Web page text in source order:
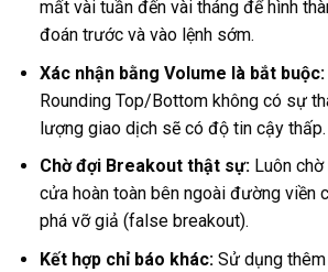
mất vài tuần đến vài tháng để hình
đoán trước và vào lệnh sớm.
Xác nhận bằng Volume là bắt buộc:
Rounding Top/Bottom không có sự
lượng giao dịch sẽ có độ tin cậy thấp.
Chờ đợi Breakout thật sự:Luôn chờ
cửa hoàn toàn bên ngoài đường viền
phá vỡ giả (false breakout).
Kết hợp chỉ báo khác:Sử dụng